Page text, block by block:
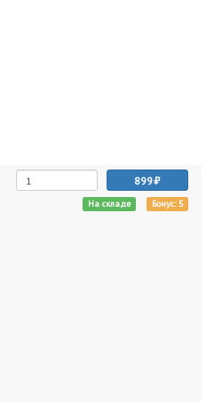
899
На складе Бонус: 5